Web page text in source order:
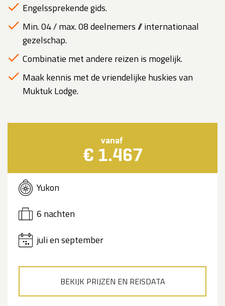
Engelssprekende gids.
Min. 04 / max. 08 deelnemers // internationaal
gezelschap.
Combinatie met andere reizen is mogelijk.
Maak kennis met de vriendelijke huskies van
Muktuk Lodge.
vanaf
€ 1.467
Yukon
6 nachten
juli en september
BEKIJK PRIJZEN EN REISDATA